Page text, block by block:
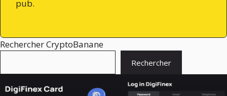
pub.
Rechercher CryptoBanane
Rechercher